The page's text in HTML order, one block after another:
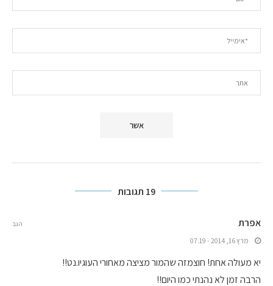
19 תגובות
אפרת
מרץ 16, 2014 - 07:19
יא מעולה אחת! חוצמזה שהמור מציצה מאחורי העוגיו.נט!!
הרבה זמן לא נהנתי כמו היום!!
הגב